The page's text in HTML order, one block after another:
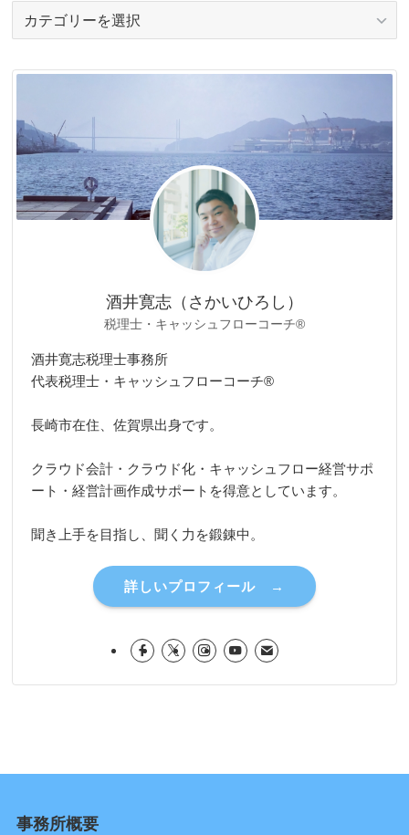
リ
酒井寛志（さかいひろし）
税理士・キャッシュフローコーチ®
酒井寛志税理士事務所
代表税理士・キャッシュフローコーチ®
長崎市在住、佐賀県出身です。
クラウド会計・クラウド化・キャッシュフロー経営サポ
ート・経営計画作成サポートを得意としています。
聞き上手を目指し、聞く力を鍛錬中。
詳しいプロフィール →
事務所概要